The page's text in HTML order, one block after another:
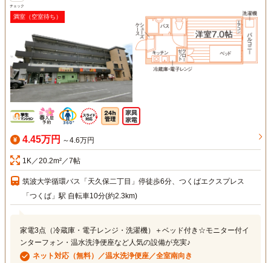
チェック
満室（空室待ち）
4.45万円 ～4.6万円
1K／20.2m²／7帖
筑波大学循環バス「天久保二丁目」停徒歩6分、つくばエクスプレス
「つくば」駅 自転車10分(約2.3km)
家電3点（冷蔵庫・電子レンジ・洗濯機）＋ベッド付き☆モニター付イ
ンターフォン・温水洗浄便座など人気の設備が充実♪
ネット対応（無料）／温水洗浄便座／全室南向き